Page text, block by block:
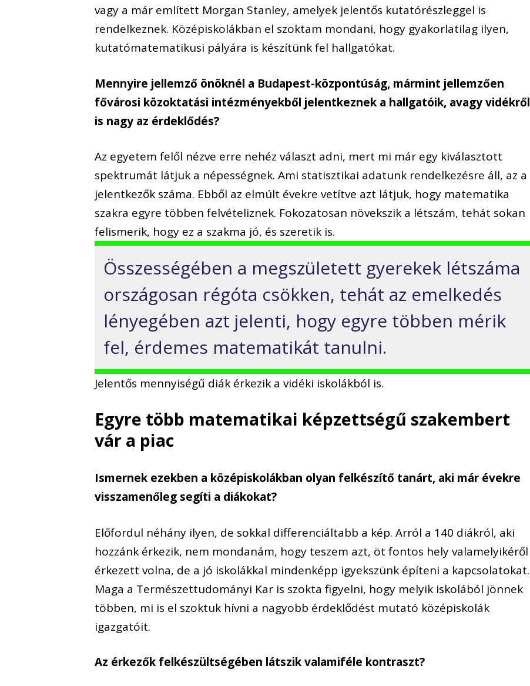
vagy a már említett Morgan Stanley, amelyek jelentős kutatórészleggel is
rendelkeznek. Középiskolákban el szoktam mondani, hogy gyakorlatilag ilyen,
kutatómatematikusi pályára is készítünk fel hallgatókat.
Mennyire jellemző önöknél a Budapest-központúság, mármint jellemzően
fővárosi közoktatási intézményekből jelentkeznek a hallgatóik, avagy vidékről
is nagy az érdeklődés?
Az egyetem felől nézve erre nehéz választ adni, mert mi már egy kiválasztott
spektrumát látjuk a népességnek. Ami statisztikai adatunk rendelkezésre áll, az a
jelentkezők száma. Ebből az elmúlt évekre vetítve azt látjuk, hogy matematika
szakra egyre többen felvételiznek. Fokozatosan növekszik a létszám, tehát sokan
felismerik, hogy ez a szakma jó, és szeretik is.
Összességében a megszületett gyerekek létszáma
országosan régóta csökken, tehát az emelkedés
lényegében azt jelenti, hogy egyre többen mérik
fel, érdemes matematikát tanulni.
Jelentős mennyiségű diák érkezik a vidéki iskolákból is.
Egyre több matematikai képzettségű szakembert
vár a piac
Ismernek ezekben a középiskolákban olyan felkészítő tanárt, aki már évekre
visszamenőleg segíti a diákokat?
Előfordul néhány ilyen, de sokkal differenciáltabb a kép. Arról a 140 diákról, aki
hozzánk érkezik, nem mondanám, hogy teszem azt, öt fontos hely valamelyikéről
érkezett volna, de a jó iskolákkal mindenképp igyekszünk építeni a kapcsolatokat.
Maga a Természettudományi Kar is szokta figyelni, hogy melyik iskolából jönnek
többen, mi is el szoktuk hívni a nagyobb érdeklődést mutató középiskolák
igazgatóit.
Az érkezők felkészültségében látszik valamiféle kontraszt?